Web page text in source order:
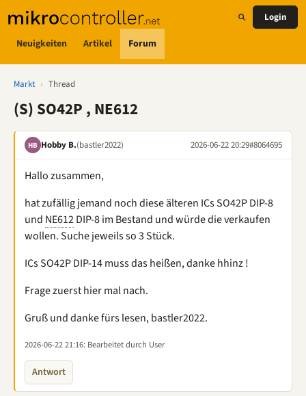
Neuigkeiten Artikel Forum
Login
Markt › Thread
(S) SO42P , NE612
HB Hobby B.(bastler2022) 2026-06-22 20:29#8064695
Hallo zusammen,
hat zufällig jemand noch diese älteren ICs SO42P DIP-8
und NE612DIP-8 im Bestand und würde die verkaufen
wollen. Suche jeweils so 3 Stück.
ICs SO42P DIP-14 muss das heißen, danke hhinz !
Frage zuerst hier mal nach.
Gruß und danke fürs lesen, bastler2022.
2026-06-22 21:16: Bearbeitet durch User
Antwort